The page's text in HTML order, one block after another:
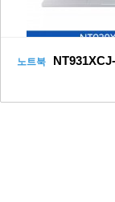
노트북